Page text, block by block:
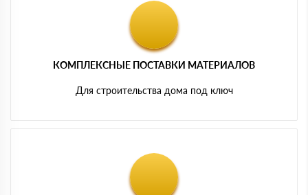
КОМПЛЕКСНЫЕ ПОСТАВКИ МАТЕРИАЛОВ
Для строительства дома под ключ